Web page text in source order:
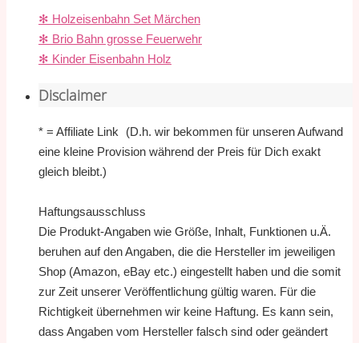
✻ Holzeisenbahn Set Märchen
✻ Brio Bahn grosse Feuerwehr
✻ Kinder Eisenbahn Holz
Disclaimer
* = Affiliate Link (D.h. wir bekommen für unseren Aufwand
eine kleine Provision während der Preis für Dich exakt
gleich bleibt.)
Haftungsausschluss
Die Produkt-Angaben wie Größe, Inhalt, Funktionen u.Ä.
beruhen auf den Angaben, die die Hersteller im jeweiligen
Shop (Amazon, eBay etc.) eingestellt haben und die somit
zur Zeit unserer Veröffentlichung gültig waren. Für die
Richtigkeit übernehmen wir keine Haftung. Es kann sein,
dass Angaben vom Hersteller falsch sind oder geändert